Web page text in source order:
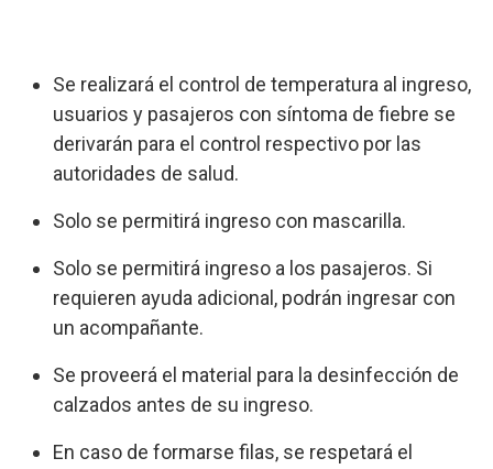
Se realizará el control de temperatura al ingreso,
usuarios y pasajeros con síntoma de fiebre se
derivarán para el control respectivo por las
autoridades de salud.
Solo se permitirá ingreso con mascarilla.
Solo se permitirá ingreso a los pasajeros. Si
requieren ayuda adicional, podrán ingresar con
un acompañante.
Se proveerá el material para la desinfección de
calzados antes de su ingreso.
En caso de formarse filas, se respetará el